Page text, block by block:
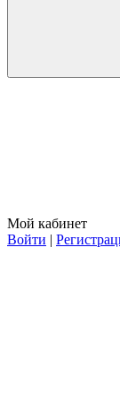
Мой кабинет
Войти |